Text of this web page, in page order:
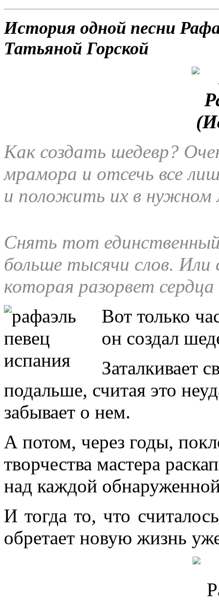
История одной песни
Татьяной Горской
Как создать шедевр?
мрамора и отсечь все
и положить их в нужном
Снять тот
больше тысячи слов.
которая разорвет
Вот только
он создал
Заталкивает
подальше, считая это
забывает о нем.
А потом, через годы,
творчества мастера
над каждой
И тогда то, что
обретает новую жизнь